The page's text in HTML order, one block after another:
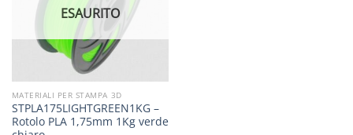
ESAURITO
MATERIALI PER STAMPA 3D
STPLA175LIGHTGREEN1KG –
Rotolo PLA 1,75mm 1Kg verde